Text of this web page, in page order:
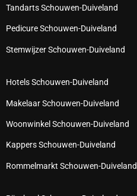
Tandarts Schouwen-Duiveland
Pedicure Schouwen-Duiveland
Stemwijzer Schouwen-Duiveland
Hotels Schouwen-Duiveland
Makelaar Schouwen-Duiveland
Woonwinkel Schouwen-Duiveland
Kappers Schouwen-Duiveland
Rommelmarkt Schouwen-Duiveland